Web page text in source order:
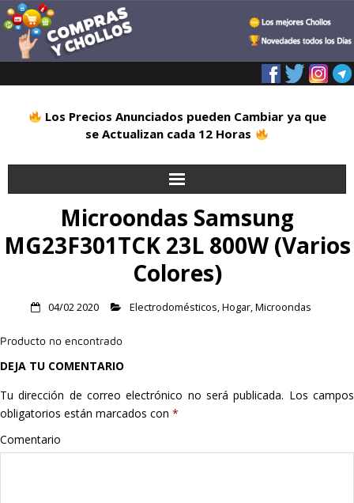
Los Precios Anunciados pueden Cambiar ya que
se Actualizan cada 12 Horas
Alimentación
Hogar
Informática
Listas
Microondas Samsung
MG23F301TCK 23L 800W (Varios
Colores)
04/02 2020 Electrodomésticos,Hogar,Microondas
Producto no encontrado
DEJA TU COMENTARIO
Tu dirección de correo electrónico no será publicada. Los campos
obligatorios están marcados con *
Comentario